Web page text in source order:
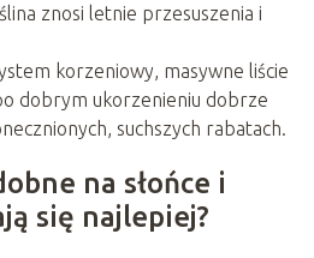
znosi letnie przesuszenia i
korzeniowy, masywne liście
dobrym ukorzenieniu dobrze
suchszych rabatach.
na słońce i
się najlepiej?